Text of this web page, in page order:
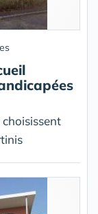
choisissent